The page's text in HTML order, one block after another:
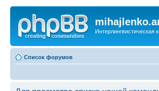
Интерлингвистическая
Список форумов